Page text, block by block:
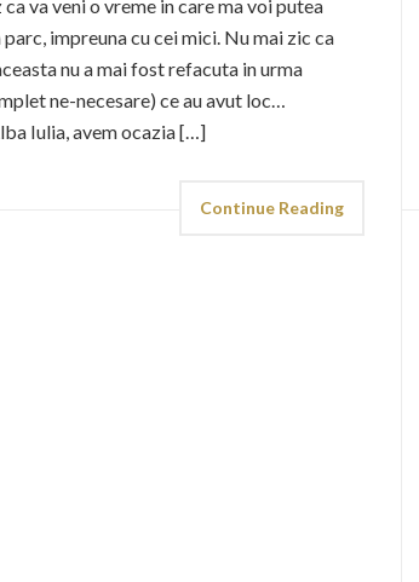
va veni o vreme in care ma voi putea
impreuna cu cei mici. Nu mai zic ca
nu a mai fost refacuta in urma
ne-necesare) ce au avut loc…
Iulia, avem ocazia […]
Continue Reading